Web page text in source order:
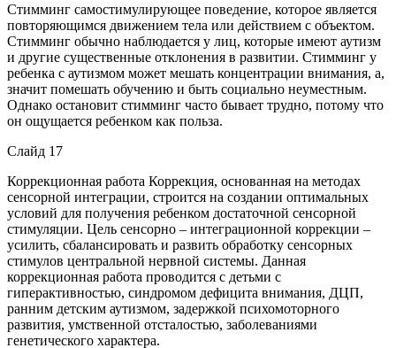
Стимминг самостимулирующее поведение, которое является
повторяющимся движением тела или действием с объектом.
Стимминг обычно наблюдается у лиц, которые имеют аутизм
и другие существенные отклонения в развитии. Стимминг у
ребенка с аутизмом может мешать концентрации внимания, а,
значит помешать обучению и быть социально неуместным.
Однако остановит стимминг часто бывает трудно, потому что
он ощущается ребенком как польза.
Слайд 17
Коррекционная работа Коррекция, основанная на методах
сенсорной интеграции, строится на создании оптимальных
условий для получения ребенком достаточной сенсорной
стимуляции. Цель сенсорно – интеграционной коррекции –
усилить, сбалансировать и развить обработку сенсорных
стимулов центральной нервной системы. Данная
коррекционная работа проводится с детьми с
гиперактивностью, синдромом дефицита внимания, ДЦП,
ранним детским аутизмом, задержкой психомоторного
развития, умственной отсталостью, заболеваниями
генетического характера.